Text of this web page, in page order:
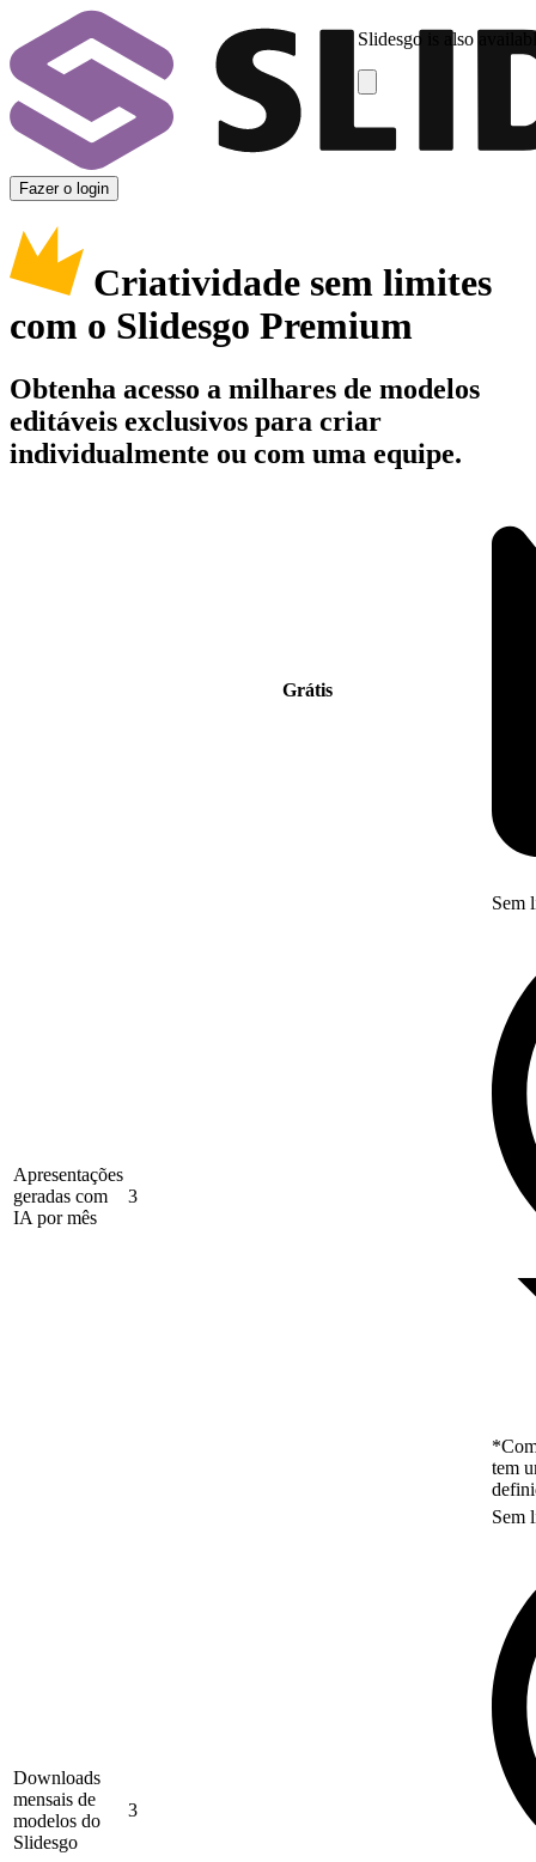
Slidesgo is also
Fazer o login
Criatividade sem limites
com o Slidesgo Premium
Obtenha acesso a milhares de modelos
editáveis exclusivos para criar
individualmente ou com uma equipe.
Grátis
Apresentações
geradas com
IA por mês
3
Sem
tem
Downloads
mensais de
modelos do
Slidesgo
3
Sem